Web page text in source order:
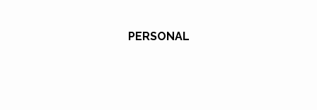
PERSONAL